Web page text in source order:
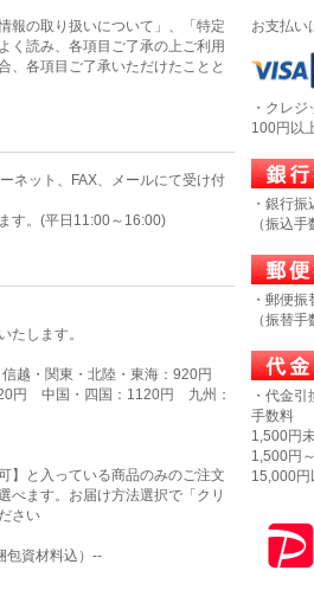
報の取り扱いについて」、「特定
く読み、各項目ご了承の上ご利用
、各項目ご了承いただけたことと
ネット、FAX、メールにて受け付
す。(平日11:00～16:00)
たします。
越・関東・北陸・東海：920円
円 中国・四国：1120円 九州：
】と入っている商品のみのご注文
べます。お届け方法選択で「クリ
さい
包資材料込）--
お支払い
・クレ
100円以
・銀行
（振込
・郵便
（振替
・代金引
手数料
1,500円
1,500円
15,000円